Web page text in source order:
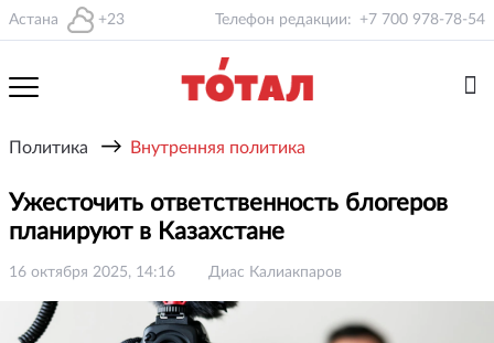
Астана +23 Телефон редакции: +7 700 978-78-54
Политика → Внутренняя политика
Ужесточить ответственность блогеров
планируют в Казахстане
16 октября 2025, 14:16 Диас Калиакпаров